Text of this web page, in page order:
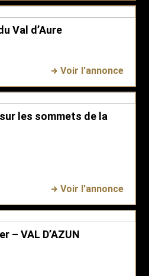
Val d’Aure
Voir l'annonce
les sommets de la
Voir l'annonce
– VAL D’AZUN